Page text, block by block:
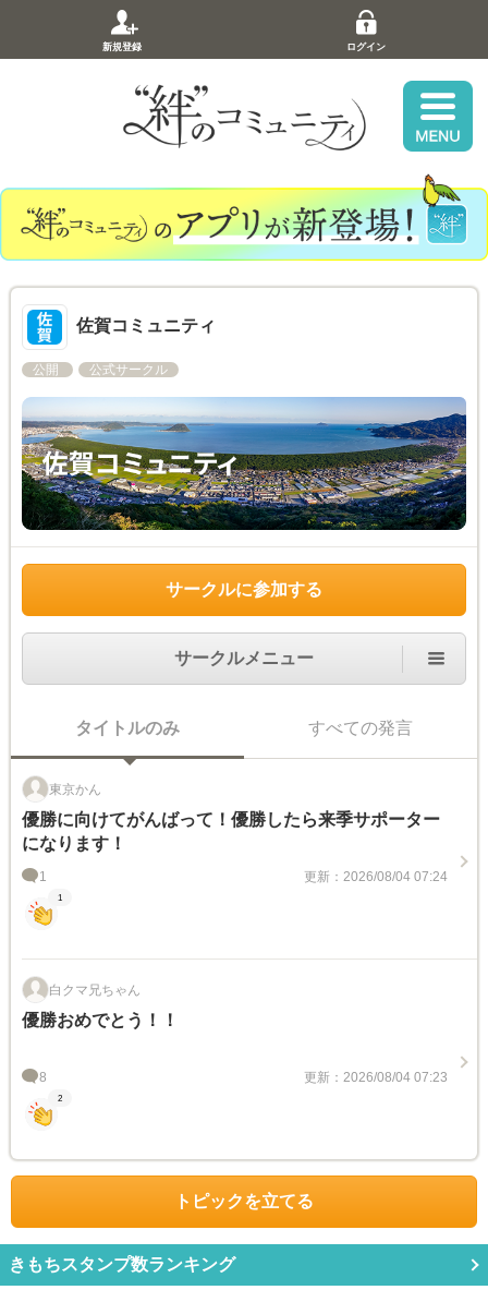
新規登録 ログイン
佐賀コミュニティ
公開 公式サークル
サークルに参加する
サークルメニュー
タイトルのみ すべての発言
東京かん
優勝に向けてがんばって！優勝したら来季サポーター
になります！
1 更新：2026/08/04 07:24
1
白クマ兄ちゃん
優勝おめでとう！！
8 更新：2026/08/04 07:23
2
トピックを立てる
きもちスタンプ数ランキング